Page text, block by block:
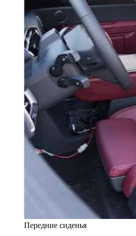
Передние сиденья